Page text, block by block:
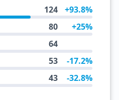
124 +93.8%
80 +25%
64
53 -17.2%
43 -32.8%